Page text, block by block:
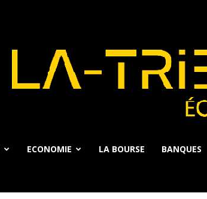
ECONOMIE LA BOURSE BANQUES